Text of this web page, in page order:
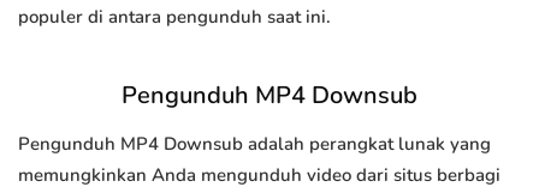
populer di antara pengunduh saat ini.
Pengunduh MP4 Downsub
Pengunduh MP4 Downsub adalah perangkat lunak yang
memungkinkan Anda mengunduh video dari situs berbagi